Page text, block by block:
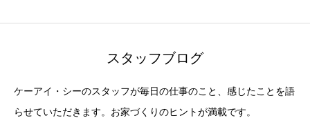
スタッフブログ
ケーアイ・シーのスタッフが毎日の仕事のこと、感じたことを語
らせていただきます。お家づくりのヒントが満載です。